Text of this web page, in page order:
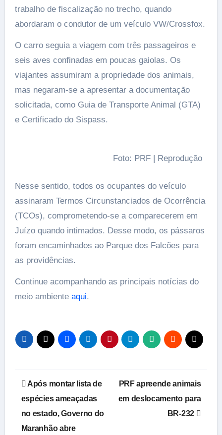
trabalho de fiscalização no trecho, quando
abordaram o condutor de um veículo VW/Crossfox.
O carro seguia a viagem com três passageiros e
seis aves confinadas em poucas gaiolas. Os
viajantes assumiram a propriedade dos animais,
mas negaram-se a apresentar a documentação
solicitada, como Guia de Transporte Animal (GTA)
e Certificado do Sispass.
Foto: PRF | Reprodução
Nesse sentido, todos os ocupantes do veículo
assinaram Termos Circunstanciados de Ocorrência
(TCOs), comprometendo-se a comparecerem em
Juízo quando intimados. Desse modo, os pássaros
foram encaminhados ao Parque dos Falcões para
as providências.
Continue acompanhando as principais notícias do
meio ambiente aqui.
Navegação
de
Post
Após montar lista de
espécies ameaçadas
no estado, Governo do
Maranhão abre
PRF apreende animais
em deslocamento para
BR-232